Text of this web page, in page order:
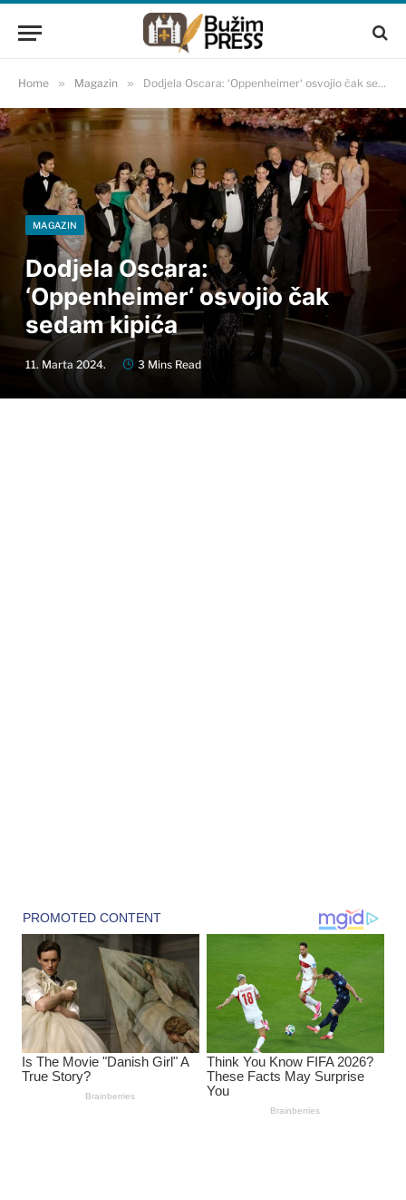
Home » Magazin » Dodjela Oscara: ‘Oppenheimer‘ osvojio čak sedam kipića
MAGAZIN
Dodjela Oscara:
‘Oppenheimer‘ osvojio čak
sedam kipića
11. Marta 2024. 3 Mins Read